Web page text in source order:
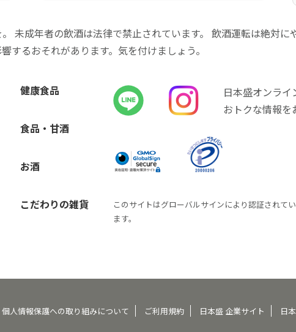
未成年者の飲酒は法律で禁止されています。 飲酒運転は絶対に
するおそれがあります。気を付けましょう。
健康食品
食品・甘酒
お酒
こだわりの雑貨
日本盛オンラ
おトクな情報
このサイトはグローバルサインにより認証されて
ます。
個人情報保護への取り組みについて ご利用規約 日本盛 企業サイト 日